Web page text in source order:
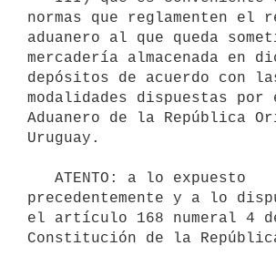
normas que reglamenten el
aduanero al que queda
mercadería almacenada en
depósitos de acuerdo con
modalidades dispuestas por
Aduanero de la República
Uruguay.
precedentemente y a lo
el artículo 168 numeral 4
Constitución de la